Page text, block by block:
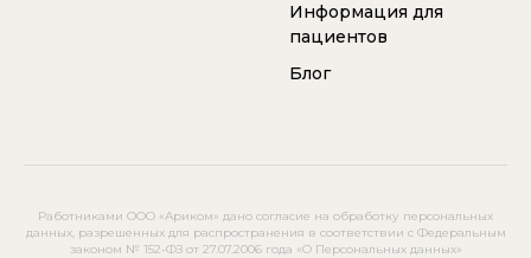
Информация для
пациентов
Блог
Работниками ООО «Ариком» дано согласие на обработку персональных
данных, разрешенных для распространения в соответствии с Федеральным
законом № 152-ФЗ от 27.07.2006 года «О Персональных данных»